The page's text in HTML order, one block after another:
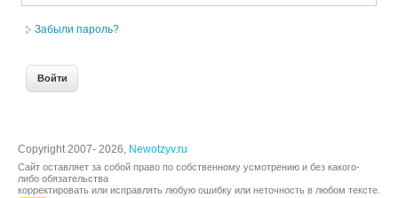
Забыли пароль?
Copyright 2007- 2026, Newotzyv.ru
Сайт оставляет за собой право по собственному усмотрению и без какого-
либо обязательства
корректировать или исправлять любую ошибку или неточность в любом тексте.